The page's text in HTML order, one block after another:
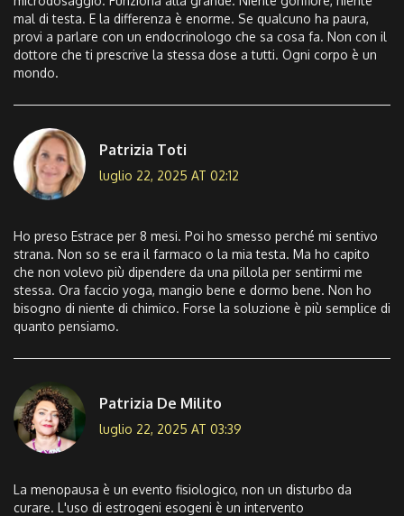
mal di testa. E la differenza è enorme. Se qualcuno ha paura,
provi a parlare con un endocrinologo che sa cosa fa. Non con il
dottore che ti prescrive la stessa dose a tutti. Ogni corpo è un
mondo.
Patrizia Toti
luglio 22, 2025 AT 02:12
Ho preso Estrace per 8 mesi. Poi ho smesso perché mi sentivo
strana. Non so se era il farmaco o la mia testa. Ma ho capito
che non volevo più dipendere da una pillola per sentirmi me
stessa. Ora faccio yoga, mangio bene e dormo bene. Non ho
bisogno di niente di chimico. Forse la soluzione è più semplice di
quanto pensiamo.
Patrizia De Milito
luglio 22, 2025 AT 03:39
La menopausa è un evento fisiologico, non un disturbo da
curare. L'uso di estrogeni esogeni è un intervento